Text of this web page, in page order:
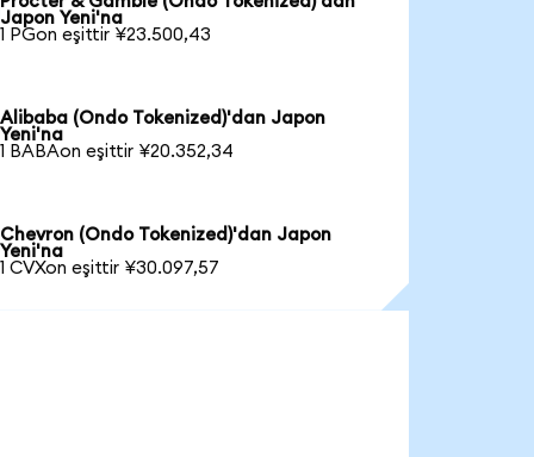
Japon Yeni'na
1 PGon eşittir ¥23.500,43
Alibaba (Ondo Tokenized)'dan Japon
Yeni'na
1 BABAon eşittir ¥20.352,34
Chevron (Ondo Tokenized)'dan Japon
Yeni'na
1 CVXon eşittir ¥30.097,57